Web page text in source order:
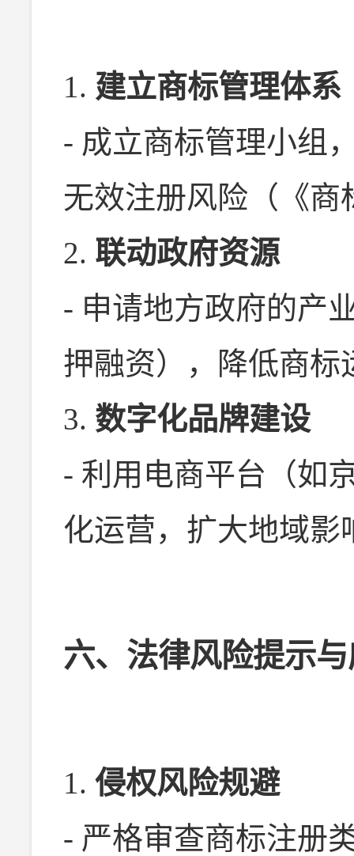
1. 建立商标管理体系
- 成立商标管理小组
无效注册风险（《商
2. 联动政府资源
- 申请地方政府的产
押融资），降低商标
3. 数字化品牌建设
- 利用电商平台（如
化运营，扩大地域影
六、法律风险提示
1. 侵权风险规避
- 严格审查商标注册